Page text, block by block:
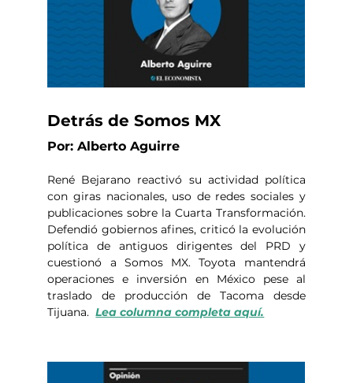
Detrás de Somos MX
Por: Alberto Aguirre
René Bejarano reactivó su actividad política
con giras nacionales, uso de redes sociales y
publicaciones sobre la Cuarta Transformación.
Defendió gobiernos afines, criticó la evolución
política de antiguos dirigentes del PRD y
cuestionó a Somos MX. Toyota mantendrá
operaciones e inversión en México pese al
traslado de producción de Tacoma desde
Tijuana. Lea columna completa aquí.